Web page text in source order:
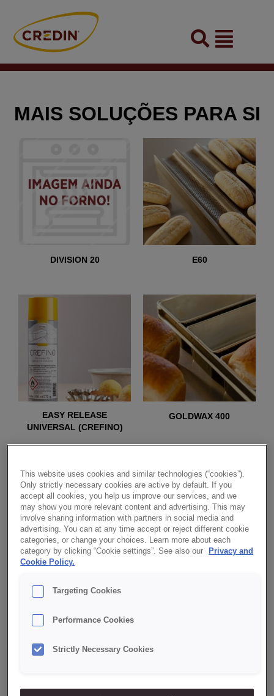
content
Flyout
Menu
MAIS SOLUÇÕES PARA SI
DIVISION 20 E60
EASY RELEASE
UNIVERSAL (CREFINO)
GOLDWAX 400
GOLDWAX SPRAY
FILTROS ATIVOS
This website uses cookies and similar technologies (“cookies”).
Only strictly necessary cookies are active by default. If you
accept all cookies, you help us improve our services, and we
may show you more relevant content and advertising. This may
involve sharing information with partners in social media and
advertising. You can at any time accept or reject different cookie
categories, or change your choices. Learn more about each
category by clicking “Cookie settings”. See also our
Privacy and
Cookie Policy.
Targeting Cookies
Performance Cookies
Strictly Necessary Cookies